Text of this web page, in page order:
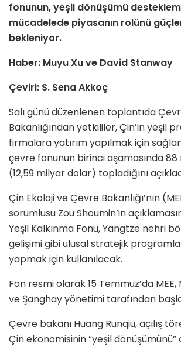
fonunun, yeşil dönüşümü
mücadelede piyasanın rolünü
bekleniyor.
Haber: Muyu Xu ve David Stanway
Çeviri: S. Sena Akkoç
Salı günü düzenlenen toplantıda
Bakanlığından yetkililer, Çin’in yeşil
firmalara yatırım yapılmak için
çevre fonunun birinci aşamasında
(12,59 milyar dolar) topladığını
Çin Ekoloji ve Çevre Bakanlığı’nın
sorumlusu Zou Shoumin’in
Yeşil Kalkınma Fonu, Yangtze nehri
gelişimi gibi ulusal stratejik
yapmak için kullanılacak.
Fon resmi olarak 15 Temmuz’da MEE,
ve Şanghay yönetimi tarafından
Çevre bakanı Huang Runqiu, açılış
Çin ekonomisinin “yeşil